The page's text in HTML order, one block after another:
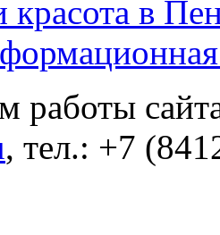
красота в
работы
, тел.: +7